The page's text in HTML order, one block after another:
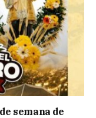
semana de